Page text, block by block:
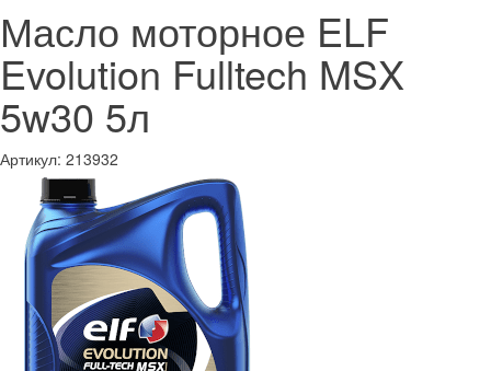
Масло моторное ELF
Evolution Fulltech MSX
5w30 5л
Артикул: 213932